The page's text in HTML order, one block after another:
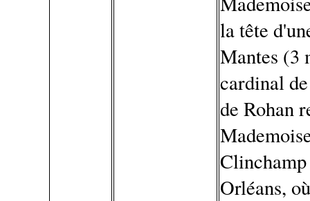
la tête
Mantes (3
cardinal
de Rohan
Orléans,